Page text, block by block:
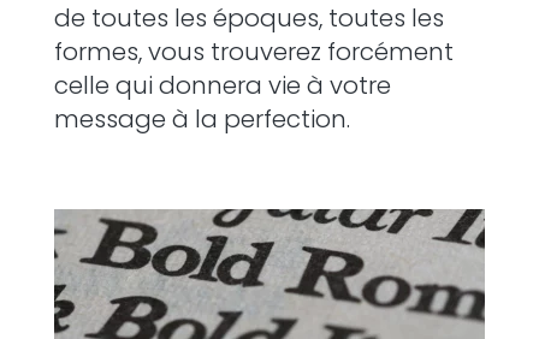
de toutes les époques, toutes les
formes, vous trouverez forcément
celle qui donnera vie à votre
message à la perfection.